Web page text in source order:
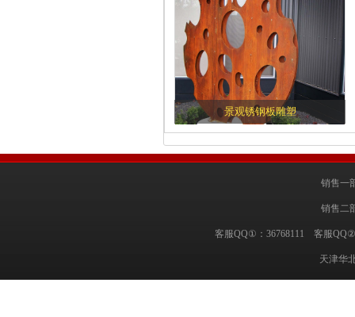
景观锈钢板雕塑
销售一
销售二
客服QQ①：36768111 客服
天津华